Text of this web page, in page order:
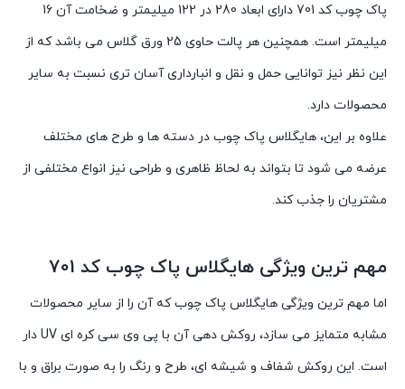
پاک چوب کد 701 دارای ابعاد 280 در 122 میلیمتر و ضخامت آن 16
میلیمتر است. همچنین هر پالت حاوی 25 ورق گلاس می باشد که از
این نظر نیز توانایی حمل و نقل و انبارداری آسان تری نسبت به سایر
محصولات دارد.
علاوه بر این، هایگلاس پاک چوب در دسته ها و طرح های مختلف
عرضه می شود تا بتواند به لحاظ ظاهری و طراحی نیز انواع مختلفی از
مشتریان را جذب کند.
مهم ترین ویژگی هایگلاس پاک چوب کد 701
اما مهم ترین ویژگی هایگلاس پاک چوب که آن را از سایر محصولات
مشابه متمایز می سازد، روکش دهی آن با پی وی سی کره ای UV دار
است. این روکش شفاف و شیشه ای، طرح و رنگ را به صورت براق و با